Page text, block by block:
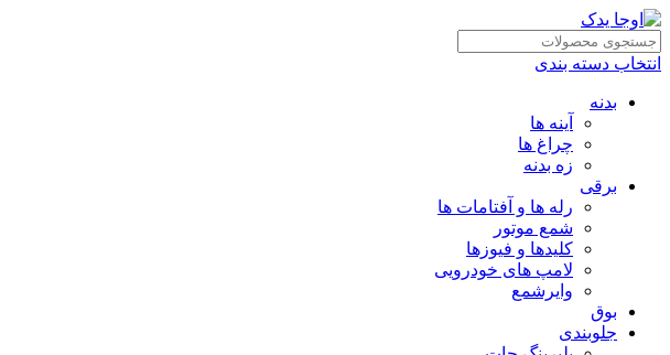
انتخاب دسته بندی
بدنه
آینه ها
چراغ ها
زه بدنه
برقی
رله ها و آفتامات ها
شمع موتور
کلیدها و فیوزها
لامپ های خودرویی
وایرشمع
بوق
جلوبندی